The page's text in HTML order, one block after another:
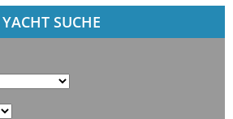
YACHT SUCHE